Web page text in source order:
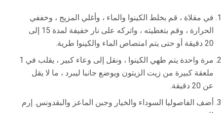
في مقلاة ، قم بخلط الكينوا والماء ، وأغلي المزيج ، وخففي
الحرارة ، وقم بتغطيته ، واتركه على نار خفيفة لمدة 15 إلى
20 دقيقة أو حتى يتم امتصاص الماء والكينوا طرية.
مرة واحدة يتم طهي الكينوا ، ونقل إلى وعاء كبير ، يقلب في 1
ملعقة كبيرة من زيت الزيتون ويوضع جانبا ليبرد ، ما لا يقل
عن 20 دقيقة.
أضف الفاصوليا السوداء والخيار وجبن الماعز والبقدونس. إرم